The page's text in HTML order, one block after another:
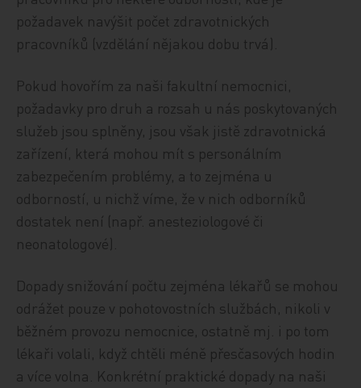
požadavek navýšit počet zdravotnických
pracovníků (vzdělání nějakou dobu trvá).
Pokud hovořím za naši fakultní nemocnici,
požadavky pro druh a rozsah u nás poskytovaných
služeb jsou splněny, jsou však jistě zdravotnická
zařízení, která mohou mít s personálním
zabezpečením problémy, a to zejména u
odborností, u nichž víme, že v nich odborníků
dostatek není (např. anesteziologové či
neonatologové).
Dopady snižování počtu zejména lékařů se mohou
odrážet pouze v pohotovostních službách, nikoli v
běžném provozu nemocnice, ostatně mj. i po tom
lékaři volali, když chtěli méně přesčasových hodin
a více volna. Konkrétní praktické dopady na naši